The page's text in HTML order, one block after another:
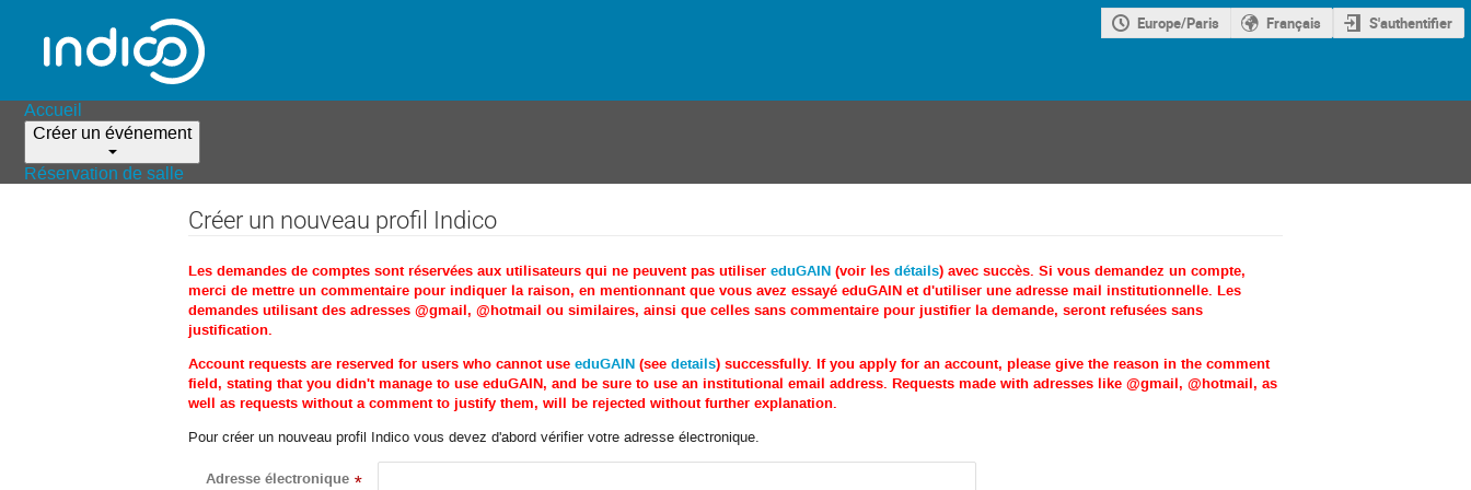
Europe/Paris Français S'authentifier
Accueil
Créer un événement
Réservation de salle
Créer un nouveau profil Indico
Les demandes de comptes sont réservées aux utilisateurs qui ne peuvent pas utiliser eduGAIN (voir les détails) avec succès. Si vous demandez un compte,
merci de mettre un commentaire pour indiquer la raison, en mentionnant que vous avez essayé eduGAIN et d'utiliser une adresse mail institutionnelle. Les
demandes utilisant des adresses @gmail, @hotmail ou similaires, ainsi que celles sans commentaire pour justifier la demande, seront refusées sans
justification.
Account requests are reserved for users who cannot use eduGAIN (see details) successfully. If you apply for an account, please give the reason in the comment
field, stating that you didn't manage to use eduGAIN, and be sure to use an institutional email address. Requests made with adresses like @gmail, @hotmail, as
well as requests without a comment to justify them, will be rejected without further explanation.
Pour créer un nouveau profil Indico vous devez d'abord vérifier votre adresse électronique.
Adresse électronique *